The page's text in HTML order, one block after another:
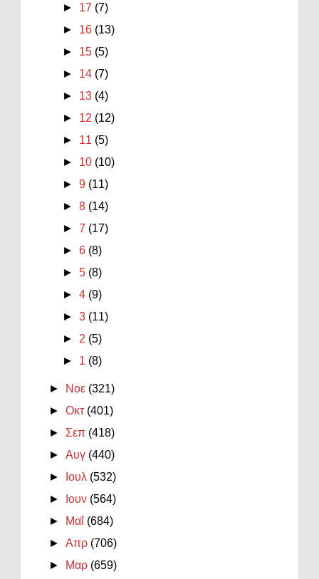
► 17 (7)
► 16 (13)
► 15 (5)
► 14 (7)
► 13 (4)
► 12 (12)
► 11 (5)
► 10 (10)
►9 (11)
►8 (14)
►7 (17)
►6 (8)
►5 (8)
►4 (9)
►3 (11)
► 2 (5)
► 1 (8)
► Νοε (321)
►Οκτ (401)
► Σεπ (418)
►Αυγ (440)
►
Ιουλ (532)
►
Ιουν (564)
►
Μαΐ (684)
►Απρ (706)
►
Μαρ (659)